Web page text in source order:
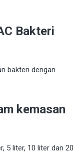
Bakteri
bakteri dengan
kemasan
5 liter, 10 liter dan 20